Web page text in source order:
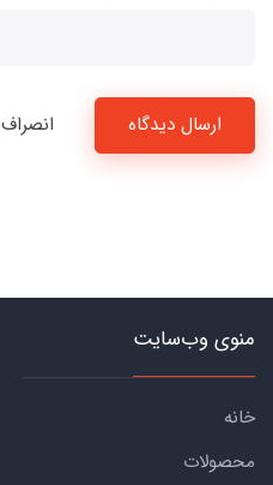
ارسال دیدگاه انصراف
منوی وب‌سایت
خانه
محصولات